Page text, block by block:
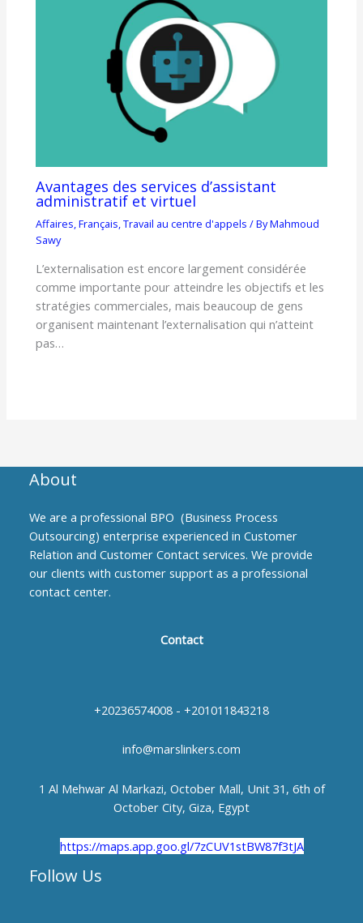
Avantages des services d’assistant
administratif et virtuel
Affaires,Français,Travail au centre d'appels / ByMahmoud
Sawy
L’externalisation est encore largement considérée
comme importante pour atteindre les objectifs et les
stratégies commerciales, mais beaucoup de gens
organisent maintenant l’externalisation qui n’atteint
pas…
About
We are a professional BPO (Business Process
Outsourcing) enterprise experienced in Customer
Relation and Customer Contact services. We provide
our clients with customer support as a professional
contact center.
Contact
+20236574008 - +201011843218
info@marslinkers.com
1 Al Mehwar Al Markazi, October Mall, Unit 31, 6th of
October City, Giza, Egypt
https://maps.app.goo.gl/7zCUV1stBW87f3tJA
Follow Us